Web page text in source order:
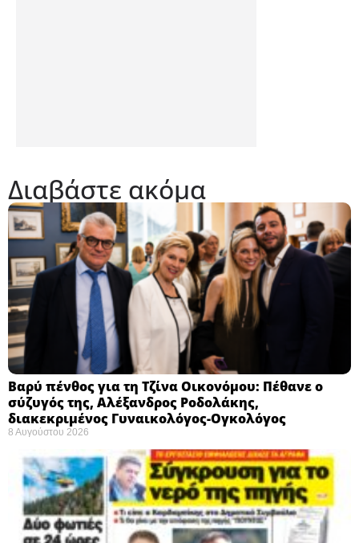
Διαβάστε ακόμα
Βαρύ πένθος για τη Τζίνα Οικονόμου: Πέθανε ο
σύζυγός της, Αλέξανδρος Ροδολάκης,
διακεκριμένος Γυναικολόγος-Ογκολόγος
8 Αυγούστου 2026